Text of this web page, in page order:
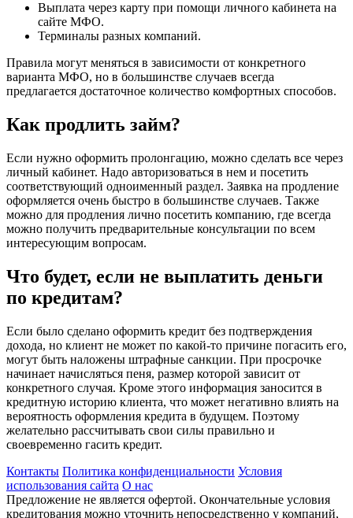
Выплата через карту при помощи личного кабинета на
сайте МФО.
Терминалы разных компаний.
Правила могут меняться в зависимости от конкретного
варианта МФО, но в большинстве случаев всегда
предлагается достаточное количество комфортных способов.
Как продлить займ?
Если нужно оформить пролонгацию, можно сделать все через
личный кабинет. Надо авторизоваться в нем и посетить
соответствующий одноименный раздел. Заявка на продление
оформляется очень быстро в большинстве случаев. Также
можно для продления лично посетить компанию, где всегда
можно получить предварительные консультации по всем
интересующим вопросам.
Что будет, если не выплатить деньги
по кредитам?
Если было сделано оформить кредит без подтверждения
дохода, но клиент не может по какой-то причине погасить его,
могут быть наложены штрафные санкции. При просрочке
начинает начисляться пеня, размер которой зависит от
конкретного случая. Кроме этого информация заносится в
кредитную историю клиента, что может негативно влиять на
вероятность оформления кредита в будущем. Поэтому
желательно рассчитывать свои силы правильно и
своевременно гасить кредит.
Контакты Политика конфиденциальности Условия
использования сайта О нас
Предложение не является офертой. Окончательные условия
кредитования можно уточнить непосредственно у компаний,